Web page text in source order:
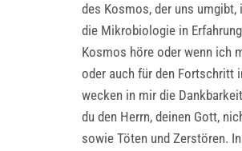
des Kosmos, der uns
die Mikrobiologie in
Kosmos höre oder wenn ich
oder auch für den Fortschritt
wecken in mir die
du den Herrn, deinen Gott,
sowie Töten und Zerstören.